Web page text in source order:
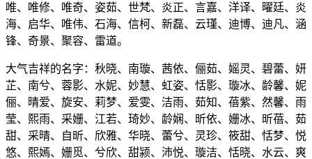
唯、唯修、唯奇、姿茹、世梵、炎正、言嘉、洋译、曜廷、炎
海、启华、唯伟、石海、信柯、新磊、云瑾、迪博、迪凡、涵
锋、奇景、聚容、雷道。
大气吉祥的名字：秋晓、南璇、茜依、俪茹、媱灵、碧蕾、妍
芷、南兮、蓉影、水妮、妙慧、虹姿、恬影、璇冰、龄馨、妮
俪、晴爱、旋安、莉梦、爱雯、洁雨、茹知、蓓紫、然馨、雨
莹、熙雨、采姗、江若、琦妙、龄娴、昕依、姗冰、昕蓓、茹
甜、采晴、自昕、欣雅、华晓、蕾兮、灵珍、筱甜、恬梦、悦
悠、熙嫣、姗觅、兮欣、甜颍、沛悦、璇洁、恬晓、水云、爽